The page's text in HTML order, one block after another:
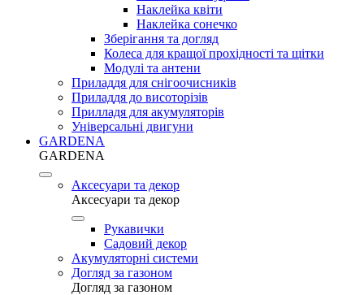
Наклейка квіти
Наклейка сонечко
Зберігання та догляд
Колеса для кращої прохідності та щітки
Модулі та антени
Приладдя для снігоочисників
Приладдя до висоторізів
Прилладя для акумуляторів
Універсальні двигуни
GARDENA
GARDENA
Аксесуари та декор
Аксесуари та декор
Рукавички
Садовий декор
Акумуляторні системи
Догляд за газоном
Догляд за газоном